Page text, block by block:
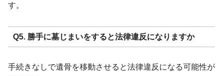
す。
Q5. 勝手に墓じまいをすると法律違反になりますか
手続きなしで遺骨を移動させると法律違反になる可能性が